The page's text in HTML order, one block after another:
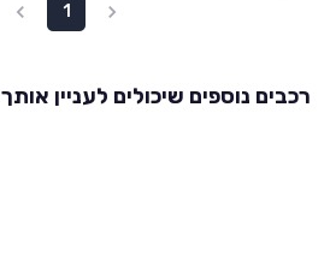
1
רכבים נוספים שיכולים לעניין אותך